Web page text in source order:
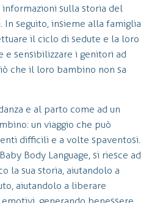
sulla storia del
In seguito, insieme alla famiglia
il ciclo di sedute e la loro
e sensibilizzare i genitori ad
che il loro bambino non sa
e al parto come ad un
un viaggio che può
difficili e a volte spaventosi.
Body Language, si riesce ad
la sua storia, aiutandolo a
aiutandolo a liberare